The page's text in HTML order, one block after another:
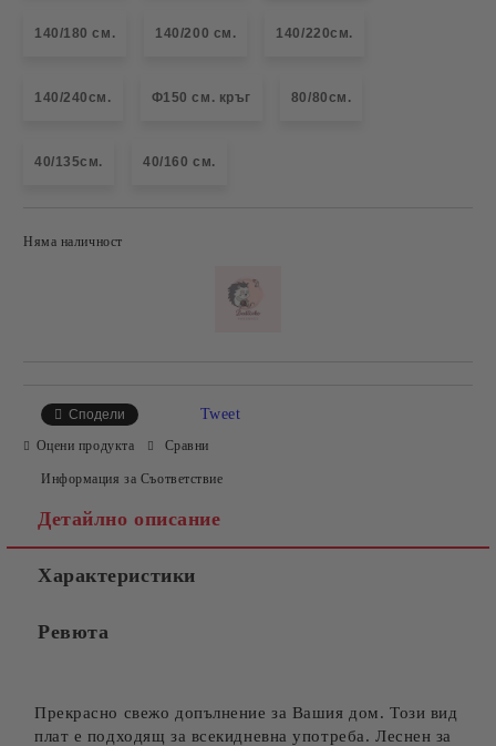
140/180 см. 140/200 см. 140/220см.
140/240см. Ф150 см. кръг 80/80см.
40/135см. 40/160 см.
Няма наличност
Сподели Tweet
Оцени продукта Сравни
Информация за Съответствие
Детайлно описание
Характеристики
Ревюта
Прекрасно свежо допълнение за Вашия дом. Този вид
плат е подходящ за всекидневна употреба. Леснен за